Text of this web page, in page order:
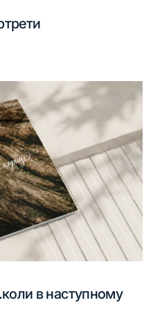
в наступному